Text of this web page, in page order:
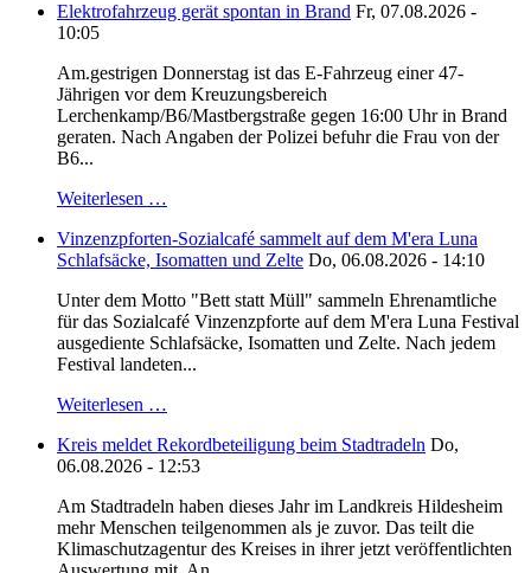
Elektrofahrzeug gerät spontan in Brand Fr, 07.08.2026 -
10:05
Am.gestrigen Donnerstag ist das E-Fahrzeug einer 47-
Jährigen vor dem Kreuzungsbereich
Lerchenkamp/B6/Mastbergstraße gegen 16:00 Uhr in Brand
geraten. Nach Angaben der Polizei befuhr die Frau von der
B6...
Weiterlesen …
Vinzenzpforten-Sozialcafé sammelt auf dem M'era Luna
Schlafsäcke, Isomatten und Zelte Do, 06.08.2026 - 14:10
Unter dem Motto "Bett statt Müll" sammeln Ehrenamtliche
für das Sozialcafé Vinzenzpforte auf dem M'era Luna Festival
ausgediente Schlafsäcke, Isomatten und Zelte. Nach jedem
Festival landeten...
Weiterlesen …
Kreis meldet Rekordbeteiligung beim Stadtradeln Do,
06.08.2026 - 12:53
Am Stadtradeln haben dieses Jahr im Landkreis Hildesheim
mehr Menschen teilgenommen als je zuvor. Das teilt die
Klimaschutzagentur des Kreises in ihrer jetzt veröffentlichten